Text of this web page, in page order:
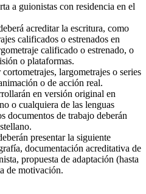
a guionistas con residencia en el
acreditar la escritura, como
calificados o estrenados en
calificado o estrenado, o
o plataformas.
largometrajes o series
o de acción real.
en versión original en
o cualquiera de las lenguas
documentos de trabajo deberán
presentar la siguiente
documentación acreditativa de
propuesta de adaptación (hasta
de motivación.